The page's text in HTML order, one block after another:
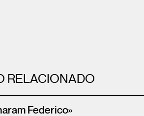
RELACIONADO
Federico»